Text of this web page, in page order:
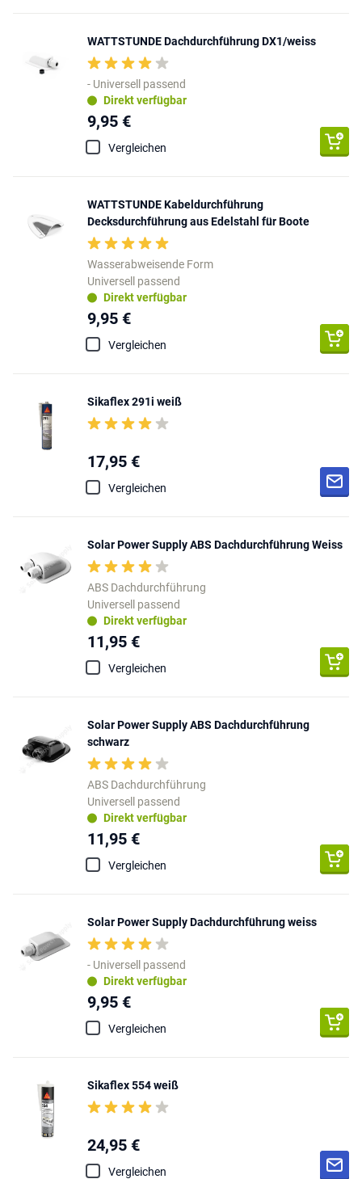
WATTSTUNDE Dachdurchführung DX1/weiss
- Universell passend
Direkt verfügbar
9,95 €
Vergleichen
WATTSTUNDE Kabeldurchführung
Decksdurchführung aus Edelstahl für Boote
Wasserabweisende Form
Universell passend
Direkt verfügbar
9,95 €
Vergleichen
Sikaflex 291i weiß
17,95 €
Vergleichen
Solar Power Supply ABS Dachdurchführung Weiss
ABS Dachdurchführung
Universell passend
Direkt verfügbar
11,95 €
Vergleichen
Solar Power Supply ABS Dachdurchführung
schwarz
ABS Dachdurchführung
Universell passend
Direkt verfügbar
11,95 €
Vergleichen
Solar Power Supply Dachdurchführung weiss
- Universell passend
Direkt verfügbar
9,95 €
Vergleichen
Sikaflex 554 weiß
24,95 €
Vergleichen